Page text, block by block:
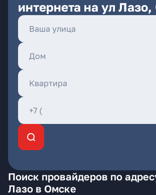
интернета на ул
Поиск провайдеров по
Лазо в Омске